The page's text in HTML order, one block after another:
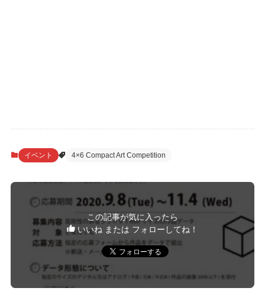
イベント 4×6 Compact Art Competition
この記事が気に入ったら
いいね または フォローしてね！